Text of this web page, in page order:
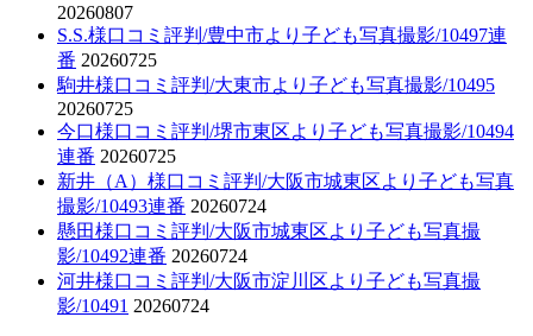
20260807
S.S.様口コミ評判/豊中市より子ども写真撮影/10497連
番 20260725
駒井様口コミ評判/大東市より子ども写真撮影/10495
20260725
今口様口コミ評判/堺市東区より子ども写真撮影/10494
連番 20260725
新井（A）様口コミ評判/大阪市城東区より子ども写真
撮影/10493連番 20260724
懸田様口コミ評判/大阪市城東区より子ども写真撮
影/10492連番 20260724
河井様口コミ評判/大阪市淀川区より子ども写真撮
影/10491 20260724